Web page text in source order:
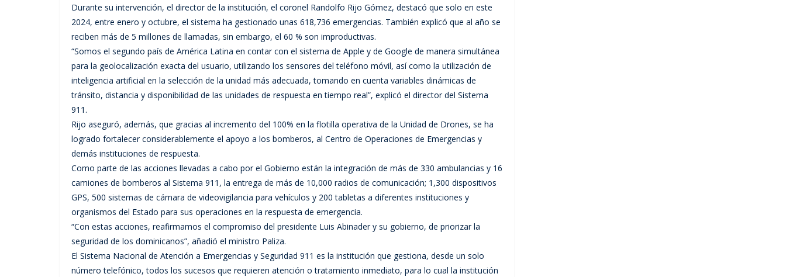
Durante su intervención, el director de la institución, el coronel Randolfo Rijo Gómez, destacó que solo en este
2024, entre enero y octubre, el sistema ha gestionado unas 618,736 emergencias. También explicó que al año se
reciben más de 5 millones de llamadas, sin embargo, el 60 % son improductivas.
“Somos el segundo país de América Latina en contar con el sistema de Apple y de Google de manera simultánea
para la geolocalización exacta del usuario, utilizando los sensores del teléfono móvil, así como la utilización de
inteligencia artificial en la selección de la unidad más adecuada, tomando en cuenta variables dinámicas de
tránsito, distancia y disponibilidad de las unidades de respuesta en tiempo real”, explicó el director del Sistema
911.
Rijo aseguró, además, que gracias al incremento del 100% en la flotilla operativa de la Unidad de Drones, se ha
logrado fortalecer considerablemente el apoyo a los bomberos, al Centro de Operaciones de Emergencias y
demás instituciones de respuesta.
Como parte de las acciones llevadas a cabo por el Gobierno están la integración de más de 330 ambulancias y 16
camiones de bomberos al Sistema 911, la entrega de más de 10,000 radios de comunicación; 1,300 dispositivos
GPS, 500 sistemas de cámara de videovigilancia para vehículos y 200 tabletas a diferentes instituciones y
organismos del Estado para sus operaciones en la respuesta de emergencia.
“Con estas acciones, reafirmamos el compromiso del presidente Luis Abinader y su gobierno, de priorizar la
seguridad de los dominicanos”, añadió el ministro Paliza.
El Sistema Nacional de Atención a Emergencias y Seguridad 911 es la institución que gestiona, desde un solo
número telefónico, todos los sucesos que requieren atención o tratamiento inmediato, para lo cual la institución